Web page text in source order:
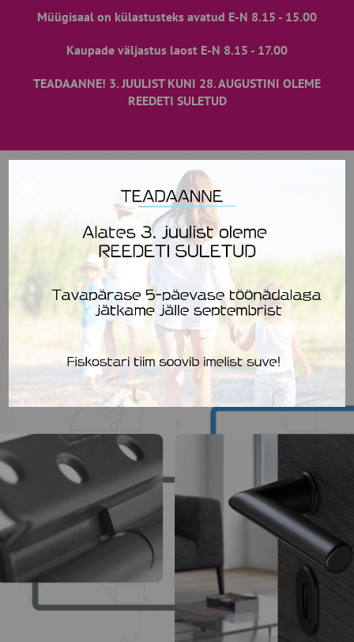
Müügisaal on külastusteks avatud E-N 8.15 - 15.00
Kaupade väljastus laost E-N 8.15 - 17.00
TEADAANNE! 3. JUULIST KUNI 28. AUGUSTINI OLEME
REEDETI SULETUD
Lai valik tarvikuid ustele,
akendele koju, kontorisse.
HINGEGA AASTAST 1995
TUTVU TOOTEVALIKUGA